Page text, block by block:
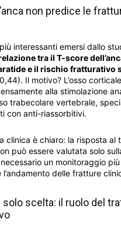
non predice le
interessanti emersi dallo
tra il T-score
e il rischio fratturativo
Il motivo? L’osso
alla stimolazione
trabecolare vertebrale,
con anti-riassorbitivi.
clinica è chiaro: la risposta al
può essere valutata solo
necessario un monitoraggio
delle fratture
solo scelta: il ruolo del